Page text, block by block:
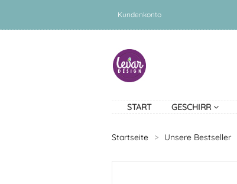
Kundenkonto
START GESCHIRR
Startseite > Unsere Bestseller